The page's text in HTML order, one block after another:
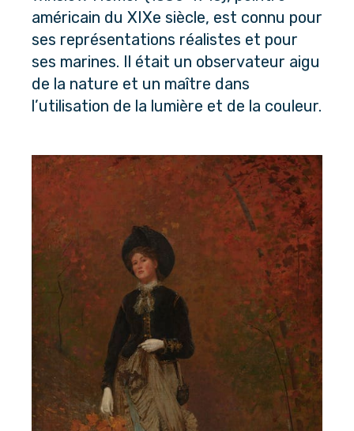
américain du XIXe siècle, est connu pour
ses représentations réalistes et pour
ses marines. Il était un observateur aigu
de la nature et un maître dans
l’utilisation de la lumière et de la couleur.